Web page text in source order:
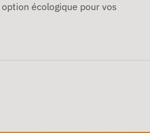
écologique pour vos